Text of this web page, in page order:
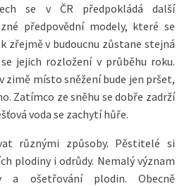
se v ČR předpokládá další
předpovědní modely, které se
zřejmě v budoucnu zůstane stejná
jejich rozložení v průběhu roku.
zimě místo sněžení bude jen pršet,
Zatímco ze sněhu se dobře zadrží
voda se zachytí hůře.
různými způsoby. Pěstitelé si
plodiny i odrůdy. Nemalý význam
a ošetřování plodin. Obecně